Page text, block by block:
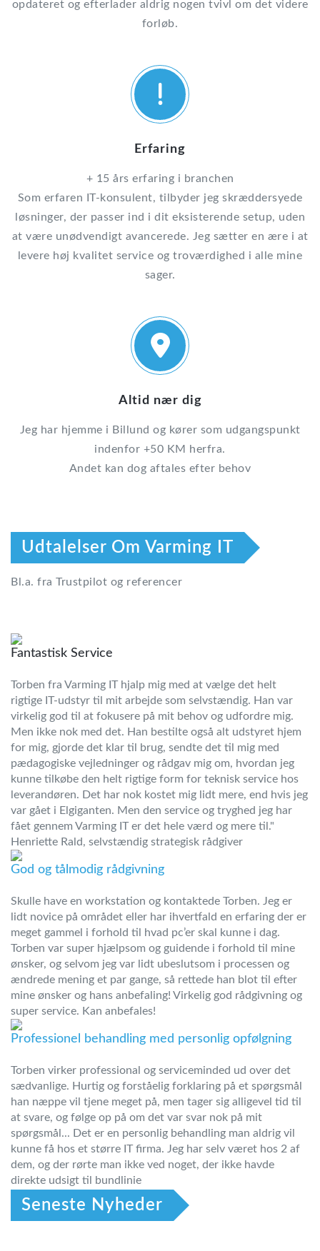
opdateret og efterlader aldrig nogen tvivl om det videre
forløb.
Erfaring
+ 15 års erfaring i branchen
Som erfaren IT-konsulent, tilbyder jeg skræddersyede
løsninger, der passer ind i dit eksisterende setup, uden
at være unødvendigt avancerede. Jeg sætter en ære i at
levere høj kvalitet service og troværdighed i alle mine
sager.
Altid nær dig
Jeg har hjemme i Billund og kører som udgangspunkt
indenfor +50 KM herfra.
Andet kan dog aftales efter behov
Udtalelser Om Varming IT
Bl.a. fra Trustpilot og referencer
Fantastisk Service
Torben fra Varming IT hjalp mig med at vælge det helt
rigtige IT-udstyr til mit arbejde som selvstændig. Han var
virkelig god til at fokusere på mit behov og udfordre mig.
Men ikke nok med det. Han bestilte også alt udstyret hjem
for mig, gjorde det klar til brug, sendte det til mig med
pædagogiske vejledninger og rådgav mig om, hvordan jeg
kunne tilkøbe den helt rigtige form for teknisk service hos
leverandøren. Det har nok kostet mig lidt mere, end hvis jeg
var gået i Elgiganten. Men den service og tryghed jeg har
fået gennem Varming IT er det hele værd og mere til."
Henriette Rald, selvstændig strategisk rådgiver
God og tålmodig rådgivning
Skulle have en workstation og kontaktede Torben. Jeg er
lidt novice på området eller har ihvertfald en erfaring der er
meget gammel i forhold til hvad pc’er skal kunne i dag.
Torben var super hjælpsom og guidende i forhold til mine
ønsker, og selvom jeg var lidt ubeslutsom i processen og
ændrede mening et par gange, så rettede han blot til efter
mine ønsker og hans anbefaling! Virkelig god rådgivning og
super service. Kan anbefales!
Professionel behandling med personlig opfølgning
Torben virker professional og serviceminded ud over det
sædvanlige. Hurtig og forståelig forklaring på et spørgsmål
han næppe vil tjene meget på, men tager sig alligevel tid til
at svare, og følge op på om det var svar nok på mit
spørgsmål... Det er en personlig behandling man aldrig vil
kunne få hos et større IT firma. Jeg har selv været hos 2 af
dem, og der rørte man ikke ved noget, der ikke havde
direkte udsigt til bundlinie
Seneste Nyheder